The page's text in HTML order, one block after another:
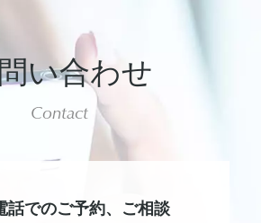
い合わせ
Contact
話でのご予約、 ご相談